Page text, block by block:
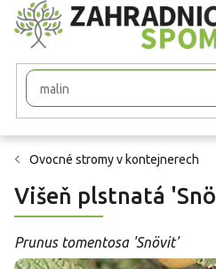
Přejít
na
obsah
Ovocné stromy v kontejnerech
Višeň plstnatá
Prunus tomentosa 'Snövit'